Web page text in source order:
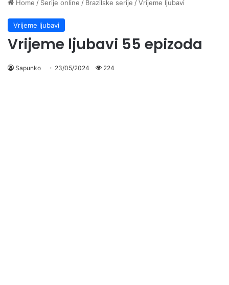
Home / Serije online / Brazilske serije /Vrijeme ljubavi
Vrijeme ljubavi
Vrijeme ljubavi 55 epizoda
Sapunko 23/05/2024 224